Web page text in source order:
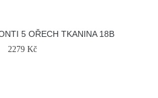
5 OŘECH TKANINA 18B
2279 Kč